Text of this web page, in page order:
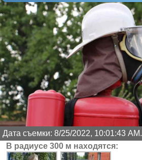
Дата съемки: 8/25/2022, 10:01:43 AM.
В радиусе 300 м находятся: